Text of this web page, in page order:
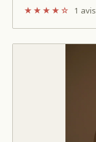
★★★★☆
1 avis